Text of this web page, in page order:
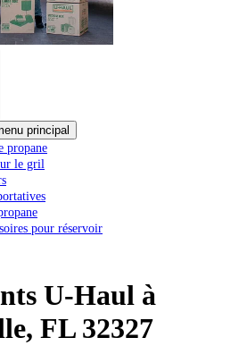
principal
propane
le gril
pour réservoir
U-Haul à
FL 32327